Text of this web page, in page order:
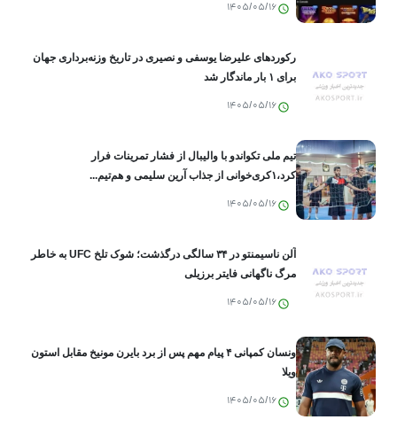
1405/05/16
رکوردهای علیرضا یوسفی و نصیری در تاریخ وزنه‌برداری جهان
برای ۱ بار ماندگار شد
1405/05/16
تیم ملی تکواندو با والیبال از فشار تمرینات فرار
کرد،۱کری‌خوانی از جذاب آرین سلیمی و هم‌تیم...
1405/05/16
آلن ناسیمنتو در ۳۴ سالگی درگذشت؛ شوک تلخ UFC به خاطر
مرگ ناگهانی فایتر برزیلی
1405/05/16
ونسان کمپانی ۴ پیام مهم پس از برد بایرن مونیخ مقابل استون
ویلا
1405/05/16